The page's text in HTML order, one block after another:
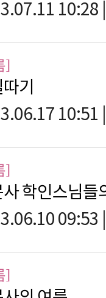
10:28
]
기
10:51
]
학인스님들
09:53
]